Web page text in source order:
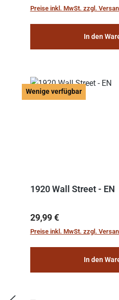
work: “Le Voyage dans la
Preise inkl. MwSt. zzgl.
In den
Wenige verfügbar
1920 Wall Street - EN
Regulärer Preis:
29,99 €
Preise inkl. MwSt. zzgl.
In den